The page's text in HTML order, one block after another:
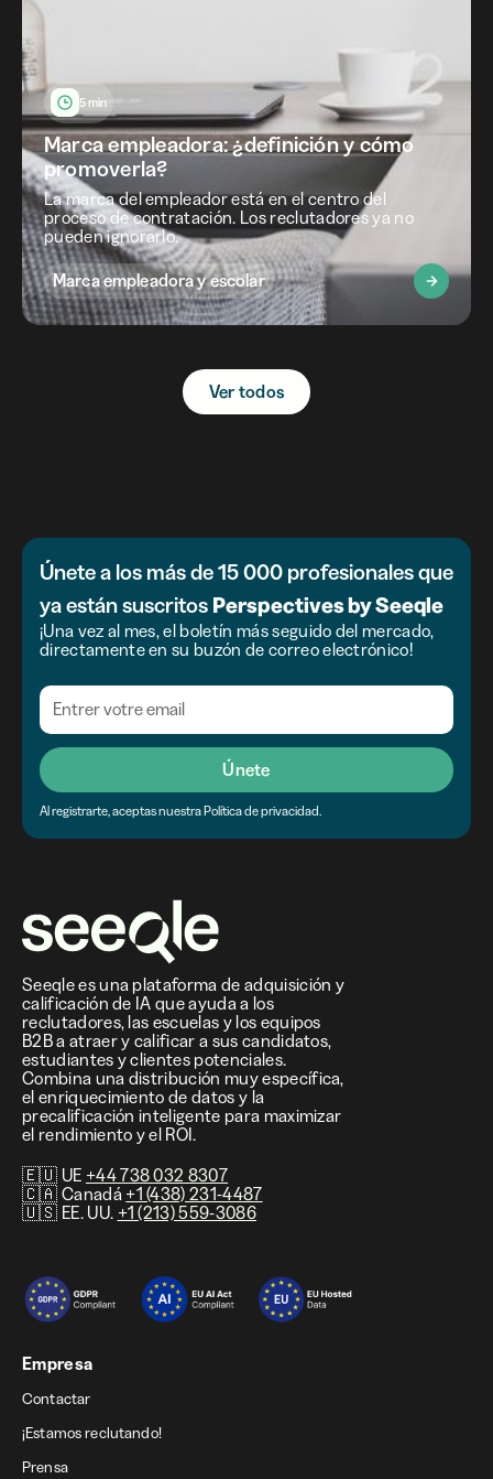
5 min
Marca empleadora: ¿definición y cómo
promoverla?
La marca del empleador está en el centro del
proceso de contratación. Los reclutadores ya no
pueden ignorarlo.
Marca empleadora y escolar
Ver todos
Únete a los más de 15 000 profesionales que
ya están suscritos Perspectives by Seeqle
¡Una vez al mes, el boletín más seguido del mercado,
directamente en su buzón de correo electrónico!
Únete
Al registrarte, aceptas nuestra Política de privacidad.
Seeqle es una plataforma de adquisición y
calificación de IA que ayuda a los
reclutadores, las escuelas y los equipos
B2B a atraer y calificar a sus candidatos,
estudiantes y clientes potenciales.
Combina una distribución muy específica,
el enriquecimiento de datos y la
precalificación inteligente para maximizar
el rendimiento y el ROI.
🇪🇺 UE +44 738 032 8307
🇨🇦 Canadá +1 (438) 231-4487
🇺🇸 EE. UU. +1 (213) 559-3086
Empresa
Contactar
¡Estamos reclutando!
Prensa